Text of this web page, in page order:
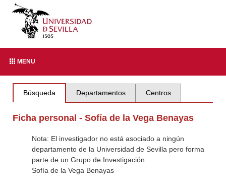
MENU
Búsqueda Departamentos Centros
Ficha personal - Sofía de la Vega Benayas
Nota: El investigador no está asociado a ningún
departamento de la Universidad de Sevilla pero forma
parte de un Grupo de Investigación.
Sofía de la Vega Benayas